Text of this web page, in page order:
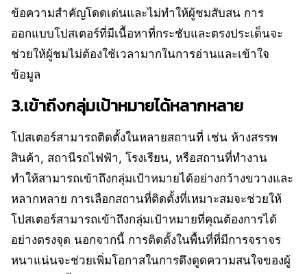
ข้อความสำคัญโดดเด่นและไม่ทำให้ผู้ชมสับสน การ
ออกแบบโปสเตอร์ที่มีเนื้อหาที่กระชับและตรงประเด็นจะ
ช่วยให้ผู้ชมไม่ต้องใช้เวลามากในการอ่านและเข้าใจ
ข้อมูล
3.เข้าถึงกลุ่มเป้าหมายได้หลากหลาย
โปสเตอร์สามารถติดตั้งในหลายสถานที่ เช่น ห้างสรรพ
สินค้า, สถานีรถไฟฟ้า, โรงเรียน, หรือสถานที่ทำงาน
ทำให้สามารถเข้าถึงกลุ่มเป้าหมายได้อย่างกว้างขวางและ
หลากหลาย การเลือกสถานที่ติดตั้งที่เหมาะสมจะช่วยให้
โปสเตอร์สามารถเข้าถึงกลุ่มเป้าหมายที่คุณต้องการได้
อย่างตรงจุด นอกจากนี้ การติดตั้งในพื้นที่ที่มีการจราจร
หนาแน่นจะช่วยเพิ่มโอกาสในการดึงดูดความสนใจของผู้